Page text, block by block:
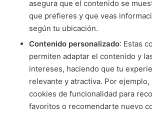
asegura que el contenido se
que prefieres y que veas
según tu ubicación.
Contenido personalizado: Estas
permiten adaptar el contenido y
intereses, haciendo que tu
relevante y atractiva. Por
cookies de funcionalidad para
favoritos o recomendarte nuevo